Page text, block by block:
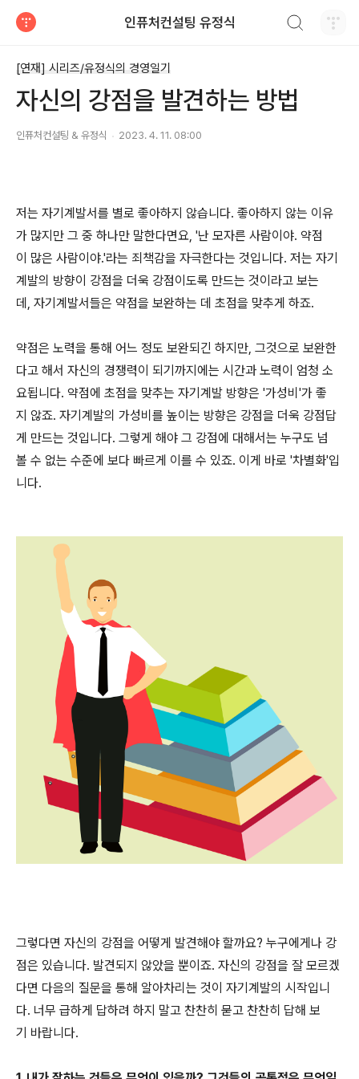
인퓨처컨설팅 유정식
[연재] 시리즈/유정식의 경영일기
자신의 강점을 발견하는 방법
인퓨처컨설팅 & 유정식 2023. 4. 11. 08:00
저는 자기계발서를 별로 좋아하지 않습니다. 좋아하지 않는 이유
가 많지만 그 중 하나만 말한다면요, '난 모자른 사람이야. 약점
이 많은 사람이야.'라는 죄책감을 자극한다는 것입니다. 저는 자기
계발의 방향이 강점을 더욱 강점이도록 만드는 것이라고 보는
데, 자기계발서들은 약점을 보완하는 데 초점을 맞추게 하죠.
약점은 노력을 통해 어느 정도 보완되긴 하지만, 그것으로 보완한
다고 해서 자신의 경쟁력이 되기까지에는 시간과 노력이 엄청 소
요됩니다. 약점에 초점을 맞추는 자기계발 방향은 '가성비'가 좋
지 않죠. 자기계발의 가성비를 높이는 방향은 강점을 더욱 강점답
게 만드는 것입니다. 그렇게 해야 그 강점에 대해서는 누구도 넘
볼 수 없는 수준에 보다 빠르게 이를 수 있죠. 이게 바로 '차별화'입
니다.
그렇다면 자신의 강점을 어떻게 발견해야 할까요? 누구에게나 강
점은 있습니다. 발견되지 않았을 뿐이죠. 자신의 강점을 잘 모르겠
다면 다음의 질문을 통해 알아차리는 것이 자기계발의 시작입니
다. 너무 급하게 답하려 하지 말고 찬찬히 묻고 찬찬히 답해 보
기 바랍니다.